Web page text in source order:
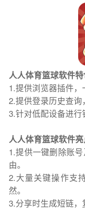
人人体育篮球软件
1.提供浏览器插件，
2.提供登录历史查询
3.针对低配设备进行
人人体育篮球软件
1.提供一键删除账
由。
2.大量关键操作支
然。
3.分享时生成短链，